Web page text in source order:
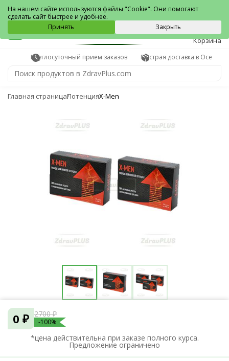
Оса
0
Корзина
Круглосуточный прием заказов Быстрая доставка в Осе
Главная страницаПотенцияX-Men
0 ₽ 2700 ₽
-100%
*цена действительна при заказе полного курса.
Предложение ограничено
На нашем сайте используются файлы "Cookie". Они помогают
сделать сайт быстрее и удобнее.
Принять
Закрыть